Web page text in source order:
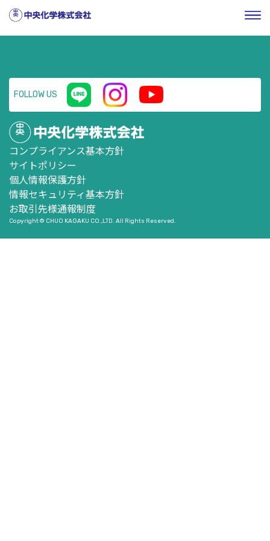
HOME／企業情報
ニュースリリー
ス／ 執行役員の異動に関するお知らせ
FOLLOW US
コンプライアンス基本方針
サイトポリシー
個人情報保護方針
情報セキュリティ基本方針
お取引先様通報制度
Copyright © CHUO KAGAKU CO.,LTD. All Rights Reserved.